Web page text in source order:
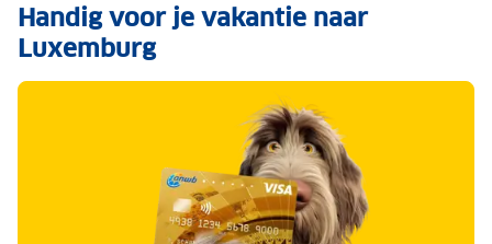
Handig voor je vakantie naar
Luxemburg